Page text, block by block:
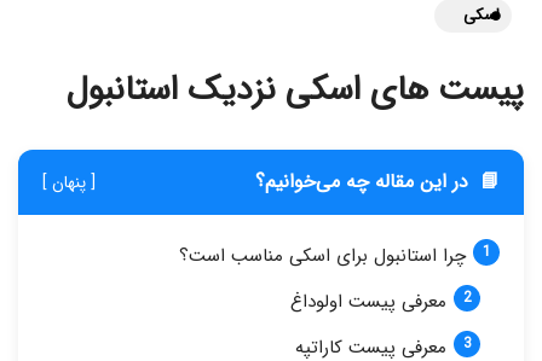
اسکی
پیست های اسکی نزدیک استانبول
📘 در این مقاله چه می‌خوانیم؟ [ پنهان ]
چرا استانبول برای اسکی مناسب است؟
معرفی پیست اولوداغ
معرفی پیست کاراتپه